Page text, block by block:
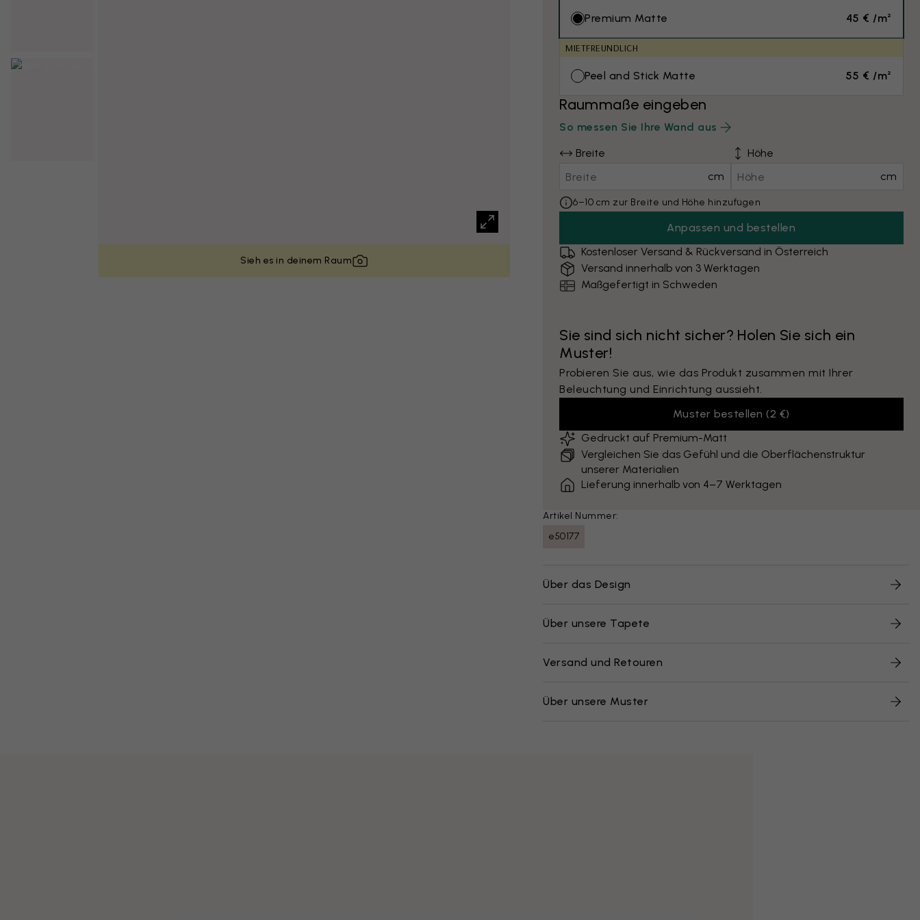
Sieh es in deinem Raum
Premium Matte 45 € /m²
MIETFREUNDLICH
Peel and Stick Matte 55 € /m²
Raummaße eingeben
So messen Sie Ihre Wand aus
Breite
cm
Höhe
cm
6–10 cm zur Breite und Höhe hinzufügen
Anpassen und bestellen
Kostenloser Versand & Rückversand in Österreich
Versand innerhalb von 3 Werktagen
Maßgefertigt in Schweden
Sie sind sich nicht sicher? Holen Sie sich ein
Muster!
Probieren Sie aus, wie das Produkt zusammen mit Ihrer
Beleuchtung und Einrichtung aussieht.
Muster bestellen (2 €)
Gedruckt auf Premium-Matt
Vergleichen Sie das Gefühl und die Oberflächenstruktur
unserer Materialien
Lieferung innerhalb von 4–7 Werktagen
Artikel Nummer:
e50177
Über das Design
Über unsere Tapete
Versand und Retouren
Über unsere Muster